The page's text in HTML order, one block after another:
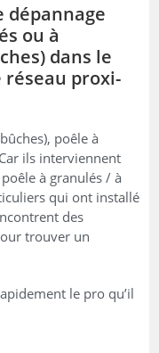
dépannage
ou à
dans le
réseau proxi-
poêle à
ils interviennent
à granulés / à
qui ont installé
des
trouver un
le pro qu’il